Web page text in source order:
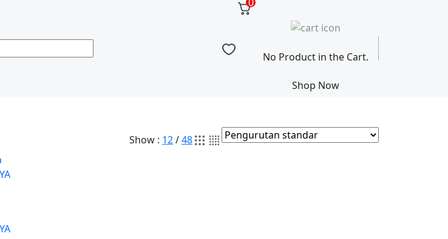
No Product in the Cart.
Shop Now
Show : 12/48